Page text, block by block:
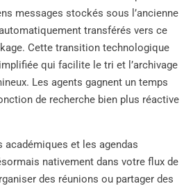
messages stockés sous l’ancienne
transférés vers ce
Cette transition technologique
qui facilite le tri et l’archivage
Les agents gagnent un temps
de recherche bien plus réactive
académiques et les agendas
nativement dans votre flux de
des réunions ou partager des